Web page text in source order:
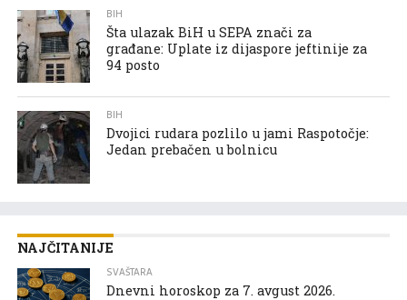
BIH
Šta ulazak BiH u SEPA znači za
građane: Uplate iz dijaspore jeftinije za
94 posto
BIH
Dvojici rudara pozlilo u jami Raspotočje:
Jedan prebačen u bolnicu
NAJČITANIJE
SVAŠTARA
Dnevni horoskop za 7. avgust 2026.